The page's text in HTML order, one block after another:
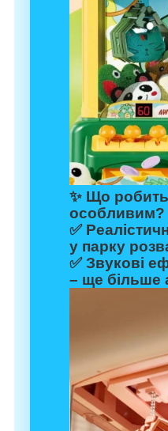
✨ Що
особливим?
✅
у парку
✅Звукові
– ще більше